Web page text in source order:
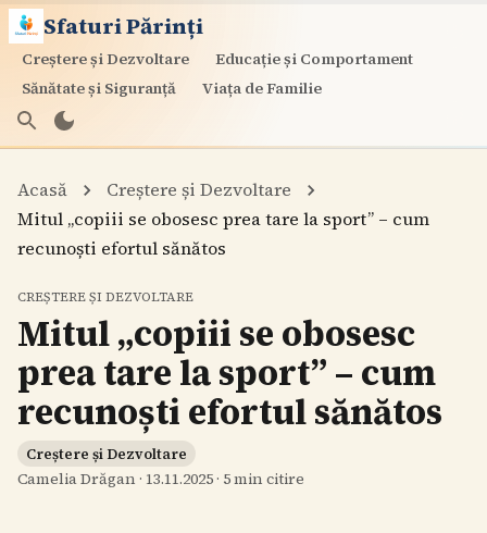
Sfaturi Părinți
Creștere și Dezvoltare
Educație și Comportament
Sănătate și Siguranță
Viața de Familie
Acasă
Creștere și Dezvoltare
Mitul „copiii se obosesc prea tare la sport” – cum
recunoști efortul sănătos
CREȘTERE ȘI DEZVOLTARE
Mitul „copiii se obosesc
prea tare la sport” – cum
recunoști efortul sănătos
Creștere și Dezvoltare
Camelia Drăgan · 13.11.2025 · 5min citire